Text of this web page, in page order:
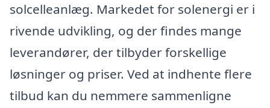
solcelleanlæg. Markedet for solenergi er i
rivende udvikling, og der findes mange
leverandører, der tilbyder forskellige
løsninger og priser. Ved at indhente flere
tilbud kan du nemmere sammenligne